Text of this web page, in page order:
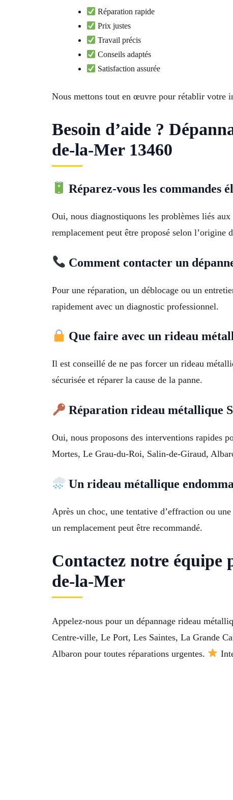
Réparation rapide
Prix justes
Travail précis
Conseils adaptés
Satisfaction assurée
Nous mettons tout en œuvre pour rétablir votre
Besoin d’aide ?
de-la-Mer 13460
Réparez-vous les commandes
Oui, nous diagnostiquons les problèmes liés
remplacement peut être proposé selon l’origine
Comment contacter un
Pour une réparation, un déblocage ou un
rapidement avec un diagnostic professionnel.
Que faire avec un rideau
Il est conseillé de ne pas forcer un rideau
sécurisée et réparer la cause de la panne.
Réparation rideau métallique
Oui, nous proposons des interventions rapides
Mortes, Le Grau-du-Roi, Salin-de-Giraud,
Un rideau métallique
Après un choc, une tentative d’effraction ou
un remplacement peut être recommandé.
Contactez notre équipe
de-la-Mer
Appelez-nous pour un dépannage rideau
Centre-ville, Le Port, Les Saintes, La Grande
Albaron pour toutes réparations urgentes.